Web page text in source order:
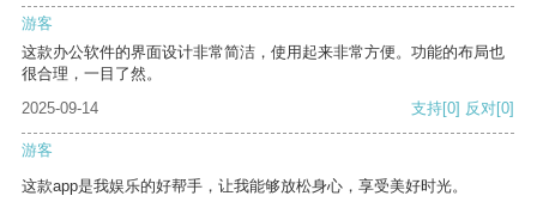
游客
这款办公软件的界面设计非常简洁，使用起来非常方便。功能的布局也
很合理，一目了然。
2025-09-14
支持[0] 反对[0]
游客
这款app是我娱乐的好帮手，让我能够放松身心，享受美好时光。